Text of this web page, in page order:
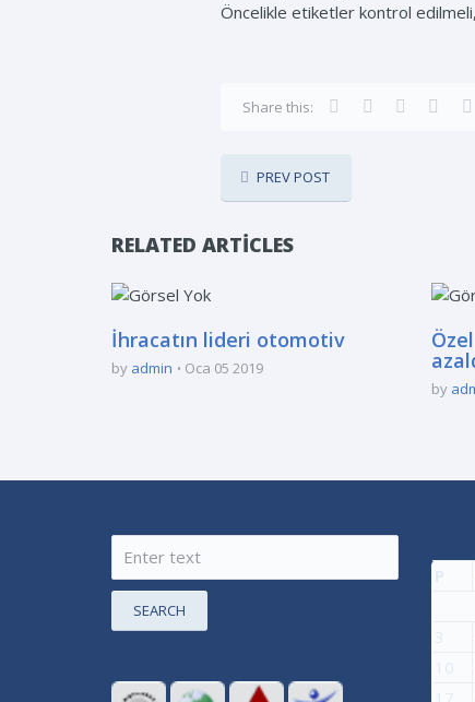
Öncelikle etiketler kontrol edilmeli,
Share this:
PREV POST
RELATED ARTICLES
İhracatın lideri otomotiv
by admin Oca 05 2019
by
SEARCH
P
3
10
17